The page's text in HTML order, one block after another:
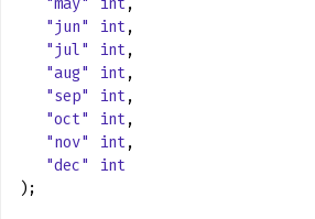
"jun"
int,
"jul"
int,
"aug"
int,
"sep"
int,
"oct"
int,
"nov"
int,
"dec"
int
);